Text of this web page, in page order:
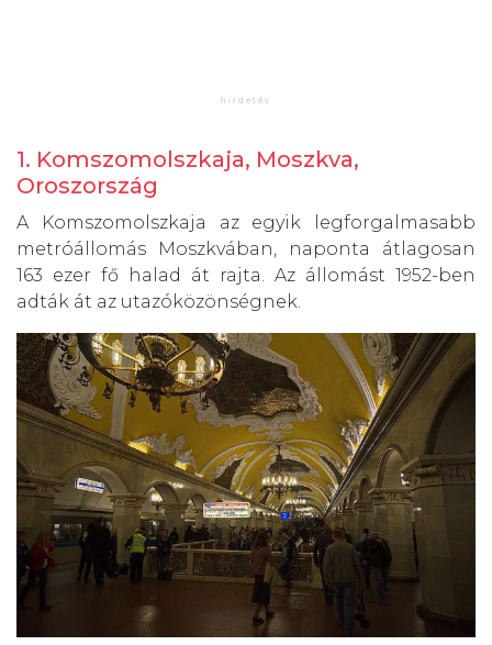
1. Komszomolszkaja, Moszkva,
Oroszország
A Komszomolszkaja az egyik legforgalmasabb
metróállomás Moszkvában, naponta átlagosan
163 ezer fő halad át rajta. Az állomást 1952-ben
adták át az utazóközönségnek.